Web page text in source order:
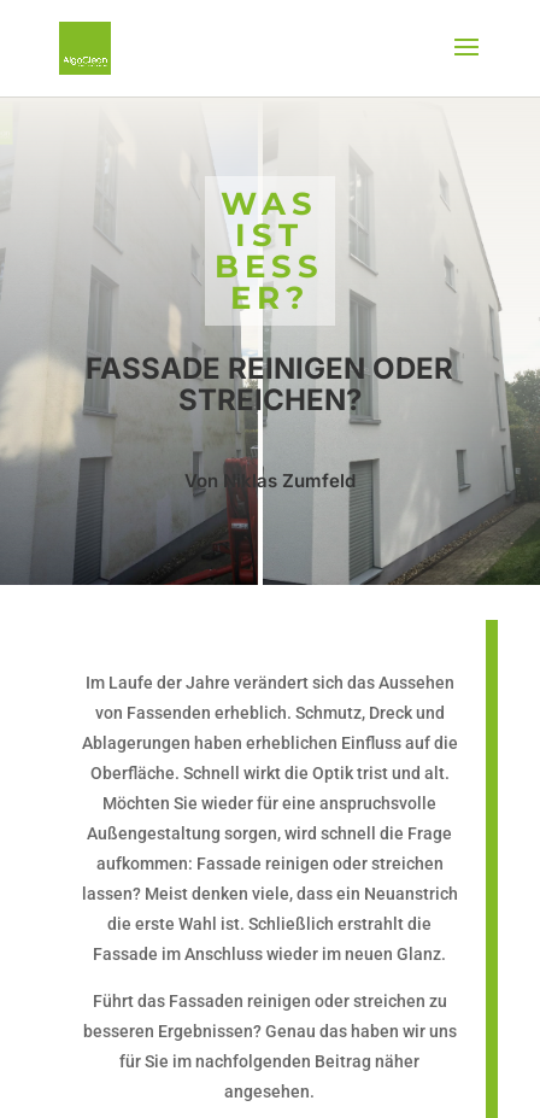
WAS
IST
BESS
ER?
FASSADE REINIGEN ODER
STREICHEN?
Von Niklas Zumfeld
Im Laufe der Jahre verändert sich das Aussehen
von Fassenden erheblich. Schmutz, Dreck und
Ablagerungen haben erheblichen Einfluss auf die
Oberfläche. Schnell wirkt die Optik trist und alt.
Möchten Sie wieder für eine anspruchsvolle
Außengestaltung sorgen, wird schnell die Frage
aufkommen: Fassade reinigen oder streichen
lassen? Meist denken viele, dass ein Neuanstrich
die erste Wahl ist. Schließlich erstrahlt die
Fassade im Anschluss wieder im neuen Glanz.
Führt das Fassaden reinigen oder streichen zu
besseren Ergebnissen? Genau das haben wir uns
für Sie im nachfolgenden Beitrag näher
angesehen.